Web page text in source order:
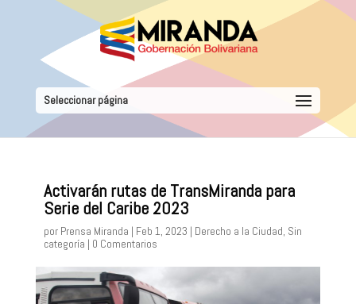
Seleccionar página
Activarán rutas de TransMiranda para
Serie del Caribe 2023
por Prensa Miranda | Feb 1, 2023 | Derecho a la Ciudad, Sin
categoría | 0 Comentarios